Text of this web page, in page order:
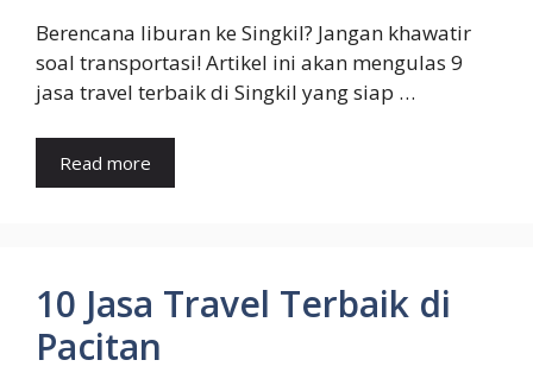
Berencana liburan ke Singkil? Jangan khawatir
soal transportasi! Artikel ini akan mengulas 9
jasa travel terbaik di Singkil yang siap …
Read more
10 Jasa Travel Terbaik di
Pacitan